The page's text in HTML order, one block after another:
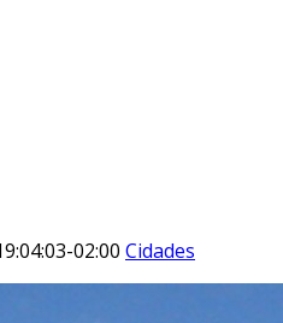
02:00 Cidades